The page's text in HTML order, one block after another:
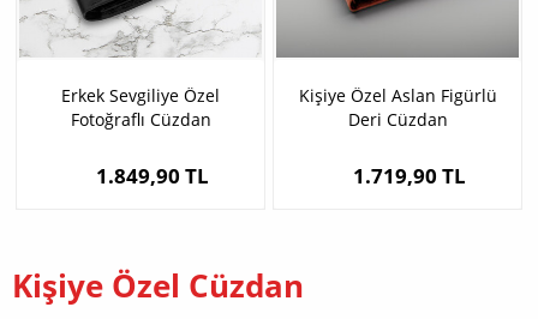
Erkek Sevgiliye Özel
Fotoğraflı Cüzdan
1.849,90 TL
Kişiye Özel Aslan Figürlü
Deri Cüzdan
1.719,90 TL
Kişiye Özel Cüzdan